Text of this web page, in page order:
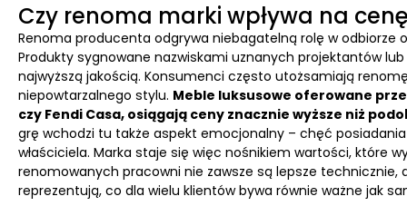
Czy renoma marki wpływa na
Renoma producenta odgrywa niebagatelną rolę w odbiorze
Produkty sygnowane nazwiskami uznanych projektantów
najwyższą jakością. Konsumenci często utożsamiają
niepowtarzalnego stylu. Meble luksusowe oferowane
czy Fendi Casa, osiągają ceny znacznie wyższe niż
grę wchodzi tu także aspekt emocjonalny – chęć
właściciela. Marka staje się więc nośnikiem wartości, które
renomowanych pracowni nie zawsze są lepsze
reprezentują, co dla wielu klientów bywa równie ważne jak